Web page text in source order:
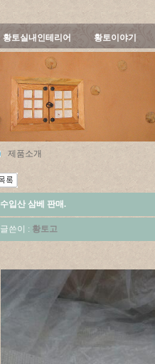
황토실내인테리어 황토이야기
제품소개
수입산 삼베 판매.
글쓴이 : 황토고